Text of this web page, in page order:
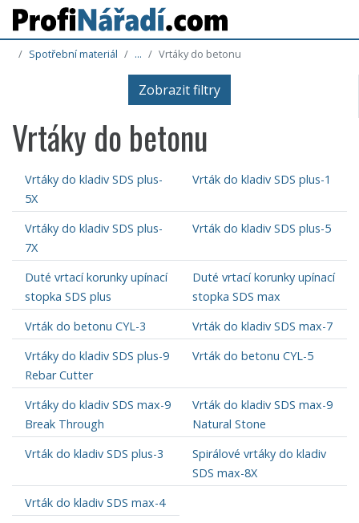
Spotřební materiál ... Vrtáky do betonu
Zobrazit filtry
Vrtáky do betonu
Vrtáky do kladiv SDS plus-
5X
Vrták do kladiv SDS plus-1
Vrtáky do kladiv SDS plus-
7X
Vrták do kladiv SDS plus-5
Duté vrtací korunky upínací
stopka SDS plus
Duté vrtací korunky upínací
stopka SDS max
Vrták do betonu CYL-3
Vrták do kladiv SDS max-7
Vrtáky do kladiv SDS plus-9
Rebar Cutter
Vrták do betonu CYL-5
Vrtáky do kladiv SDS max-9
Break Through
Vrták do kladiv SDS max-9
Natural Stone
Vrták do kladiv SDS plus-3
Spirálové vrtáky do kladiv
SDS max-8X
Vrták do kladiv SDS max-4